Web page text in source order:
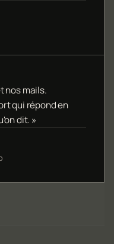
nos mails.
qui répond en
dit. »